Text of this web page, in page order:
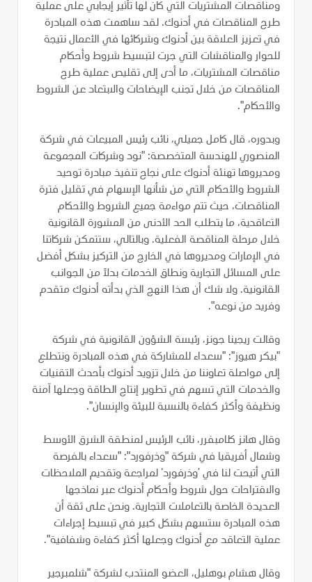
ومناقصات المشتريات التي كان لها تأثير إيجابي على عملية
طرح المناقصات في أدنوك. لقد ساهمت هذه المبادرة
في تعزيز العلاقة بين أدنوك وشركائها في الأعمال نتيجة
للحوار والمناقشات التي جرت لتبسيط شروط وأحكام
مناقصات المشتريات، ما أدى إلى تقليص عملية طرح
المناقصات من خلال تجنب الإيضاحات والابتعاد عن الشروط
والأحكام".
وبدوره، قال كامل جميلي، نائب رئيس المبيعات في شركة
المنصوري للهندسة المتخصصة: "نود وشركات المجموعة
ومديروها تهنئة أدنوك على نجاح تنفيذ مبادرة توحيد
الشروط والأحكام التي من شأنها الإسهام في تقليل فترة
المناقصات، حيث تتم مواءمة جميع الشروط والأحكام
التعاقدية، ما يتطلب الحد الأدنى من المشورة القانونية
خلال مرحلة المناقصة الفعلية. وبالتالي، ستتمكن شركاتنا
في الإمارات ومديروها في الخارج من التركيز بشكل أفضل
على المسائل التجارية ونطاق الخدمات بدلاً من الجوانب
القانونية. ولا شك أن هذا النهج الذي بدأته أدنوك متقدم
وفريد من نوعه".
وقالت ريجينا جونز، رئيسة الشؤون القانونية في شركة
"بيكر هيوز": "سعداء للمشاركة في هذه المبادرة ونتطلع
إلى مواصلة تعاوننا من خلال تزويد أدنوك بأحدث التقنيات
والخدمات التي تسهم في تطوير إنتاج الطاقة وجعلها آمنة
ونظيفة وأكثر كفاءة بالنسبة للبيئة والإنسان".
وقال هانز كلامبفرر، نائب الرئيس لمنطقة الشرق الأوسط
وشمال أفريقيا في شركة "وذرفورد": "سعداء بالفرصة
التي أتيحت لنا في ’وذرفورد‘ لمراجعة وتقديم الملاحظات
والاقتراحات حول شروط وأحكام أدنوك عبر نماذجها
العديدة الخاصة بالتعاملات التجارية. ونحن على ثقة أن
هذه المبادرة ستسهم بشكل كبير في تبسيط إجراءات
عملية التعاقد مع أدنوك وجعلها أكثر كفاءة وشفافية".
وقال هشام بوهليل، العضو المنتدب لشركة "شلمبرجير